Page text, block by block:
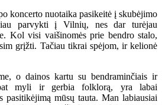
koncerto nuotaika pasikeitė į skubėjimo
parvykti į Vilnių, nes dar turėjau
Kol visi vaišinomės prie bendro stalo,
grįžti. Tačiau tikrai spėjom, ir kelionė
o dainos kartu su bendraminčiais ir
myli ir gerbia folklorą, yra labai
pasitikėjimą mūsų tauta. Man labiausiai